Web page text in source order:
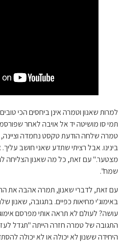
תמי סו מושיטה יד אל אויבה לאחר
טמרה שלחה הודעת טקסט נחמדה וציינה,
בינינו. אבל רציתי שתדע שאני חושב עליך.
מצטער." עם זאת, כל מה שאנון הצליחה
שמח".
עם זאת, לדברי שאנון, תמרה אהבה את
עושה? לעולם לא תראה אותי מפרסם
התגובה של טמרה חזרה הייתה "תגדל